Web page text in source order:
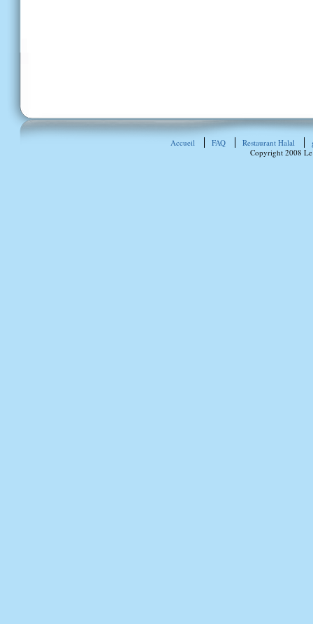
Accueil FAQ Restaurant Halal
Copyright 2008